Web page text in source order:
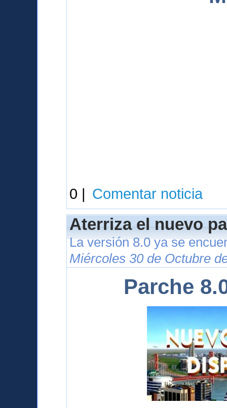
0 | Comentar noticia
Aterriza el nuevo
La versión 8.0 ya se
Miércoles 30 de Octubre
Parche